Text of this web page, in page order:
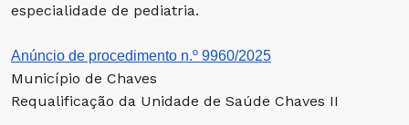
especialidade de pediatria.
Anúncio de procedimento n.º 9960/2025
Município de Chaves
Requalificação da Unidade de Saúde Chaves II